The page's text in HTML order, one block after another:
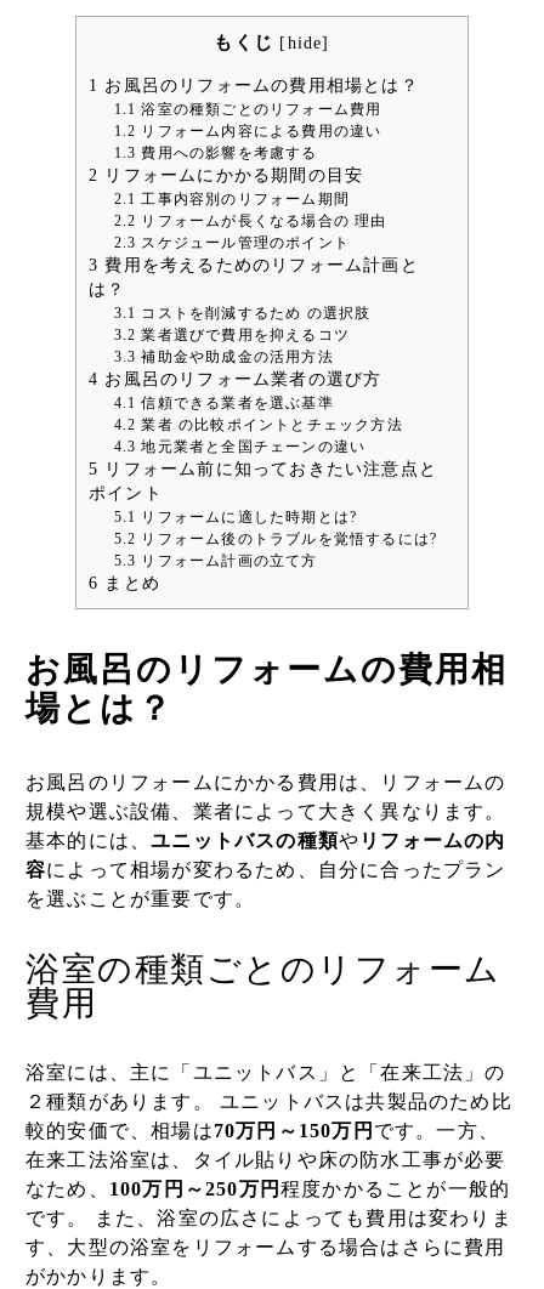
もくじ [ hide]
1 お風呂のリフォームの費用相場とは？
1.1 浴室の種類ごとのリフォーム費用
1.2 リフォーム内容による費用の違い
1.3 費用への影響を考慮する
2 リフォームにかかる期間の目安
2.1 工事内容別のリフォーム期間
2.2 リフォームが長くなる場合の 理由
2.3 スケジュール管理のポイント
3 費用を考えるためのリフォーム計画と
は？
3.1 コストを削減するため の選択肢
3.2 業者選びで費用を抑えるコツ
3.3 補助金や助成金の活用方法
4 お風呂のリフォーム業者の選び方
4.1 信頼できる業者を選ぶ基準
4.2 業者 の比較ポイントとチェック方法
4.3 地元業者と全国チェーンの違い
5 リフォーム前に知っておきたい注意点と
ポイント
5.1 リフォームに適した時期とは?
5.2 リフォーム後のトラブルを覚悟するには?
5.3 リフォーム計画の立て方
6 まとめ
お風呂のリフォームの費用相
場とは？
お風呂のリフォームにかかる費用は、リフォームの
規模や選ぶ設備、業者によって大きく異なります。
基本的には、ユニットバスの種類や リフォームの内
容によって相場が変わるため、自分に合ったプラン
を選ぶことが重要です。
浴室の種類ごとのリフォーム
費用
浴室には、主に「ユニットバス」と「在来工法」の
２種類があります。 ユニットバスは共製品のため比
較的安価で、相場は70万円～150万円 です。一方、
在来工法浴室は、タイル貼りや床の防水工事が必要
なため、 100万円～250万円程度かかることが一般的
です。 また、浴室の広さによっても費用は変わりま
す、大型の浴室をリフォームする場合はさらに費用
がかかります。